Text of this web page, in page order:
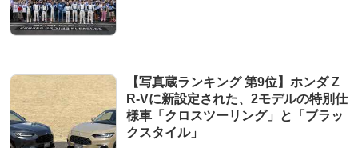
【写真蔵ランキング 第9位】ホンダ Z
R-Vに新設定された、2モデルの特別仕
様車「クロスツーリング」と「ブラッ
クスタイル」